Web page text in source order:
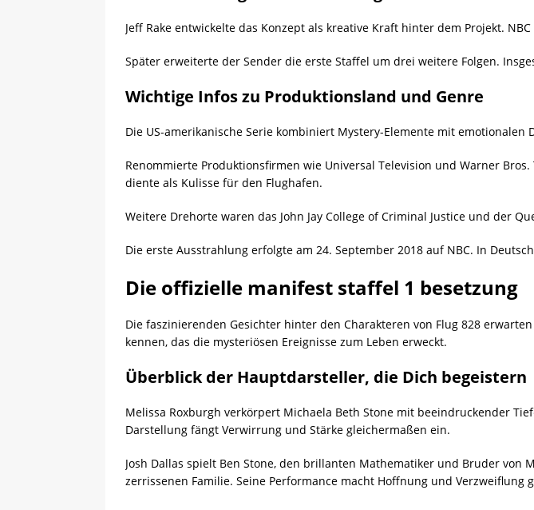
Jeff Rake entwickelte das Konzept als kreative Kraft hinter dem Projekt.
Später erweiterte der Sender die erste Staffel um drei weitere Folgen.
Wichtige Infos zu Produktionsland und Genre
Die US-amerikanische Serie kombiniert Mystery-Elemente mit
Renommierte Produktionsfirmen wie Universal Television und Warner
diente als Kulisse für den Flughafen.
Weitere Drehorte waren das John Jay College of Criminal Justice und der
Die erste Ausstrahlung erfolgte am 24. September 2018 auf NBC. In
Die offizielle manifest staffel 1 besetzung
Die faszinierenden Gesichter hinter den Charakteren von Flug 828
kennen, das die mysteriösen Ereignisse zum Leben erweckt.
Überblick der Hauptdarsteller, die Dich begeistern
Melissa Roxburgh verkörpert Michaela Beth Stone mit beeindruckender
Darstellung fängt Verwirrung und Stärke gleichermaßen ein.
Josh Dallas spielt Ben Stone, den brillanten Mathematiker und Bruder
zerrissenen Familie. Seine Performance macht Hoffnung und Verzweiflung